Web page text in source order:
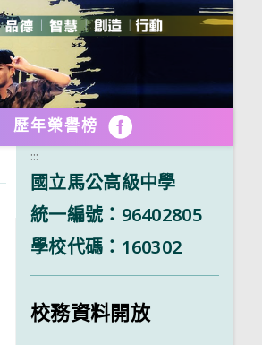
歷年榮譽榜 FB
:::
國立馬公高級中學
統一編號：96402805
學校代碼：160302
校務資料開放